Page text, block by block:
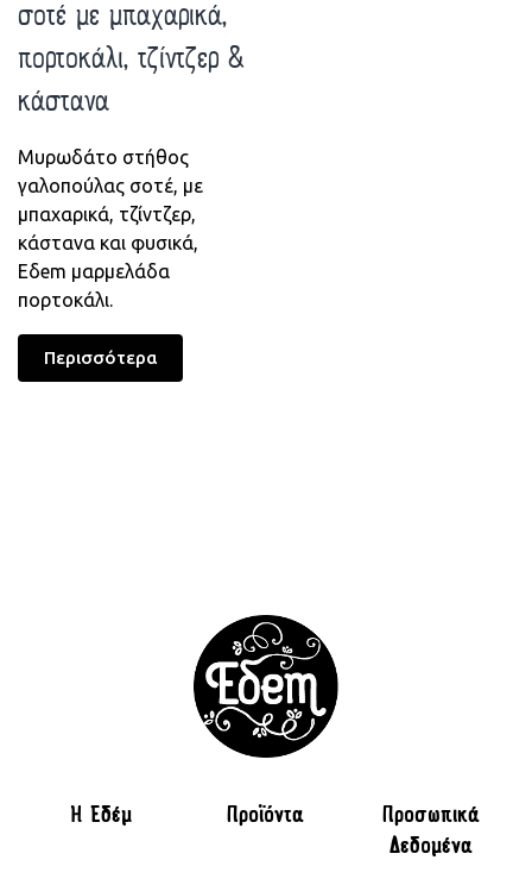
σοτέ με μπαχαρικά,
πορτοκάλι, τζίντζερ &
κάστανα
Μυρωδάτο στήθος
γαλοπούλας σοτέ, με
μπαχαρικά, τζίντζερ,
κάστανα και φυσικά,
Εδem μαρμελάδα
πορτοκάλι.
Περισσότερα
H Εδέμ Προϊόντα
Προσωπικά
Δεδομένα